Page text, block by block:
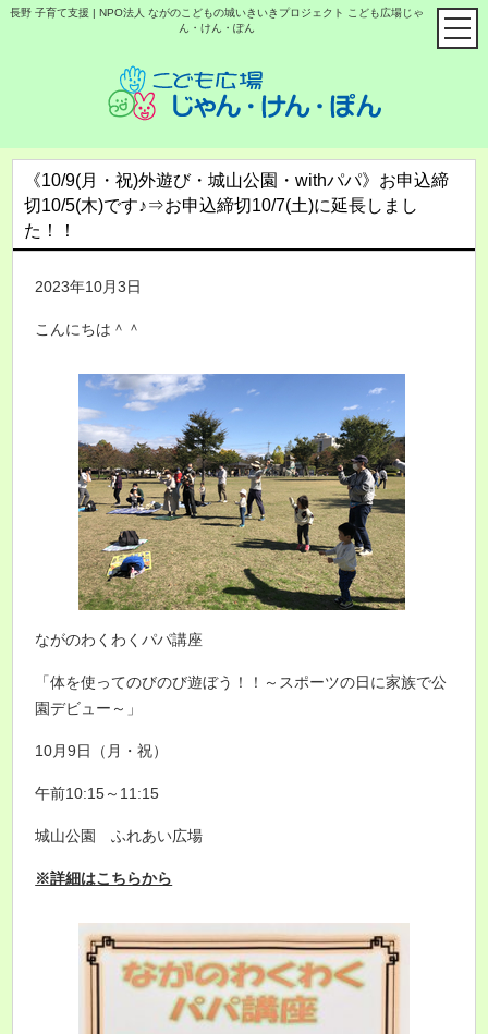
長野 子育て支援 | NPO法人 ながのこどもの城いきいきプロジェクト こども広場じゃ
ん・けん・ぽん
《10/9(月・祝)外遊び・城山公園・withパパ》お申込締
切10/5(木)です♪⇒お申込締切10/7(土)に延長しまし
た！！
2023年10月3日
こんにちは＾＾
ながのわくわくパパ講座
「体を使ってのびのび遊ぼう！！～スポーツの日に家族で公
園デビュー～」
10月9日（月・祝）
午前10:15～11:15
城山公園 ふれあい広場
※詳細はこちらから